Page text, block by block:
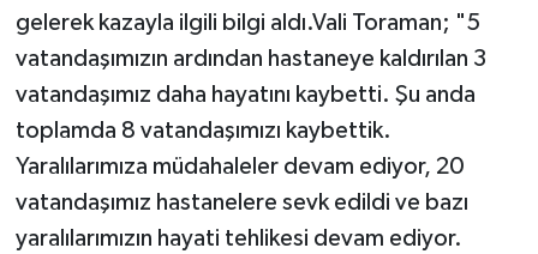
gelerek kazayla ilgili bilgi aldı.Vali Toraman; "5
vatandaşımızın ardından hastaneye kaldırılan 3
vatandaşımız daha hayatını kaybetti. Şu anda
toplamda 8 vatandaşımızı kaybettik.
Yaralılarımıza müdahaleler devam ediyor, 20
vatandaşımız hastanelere sevk edildi ve bazı
yaralılarımızın hayati tehlikesi devam ediyor.